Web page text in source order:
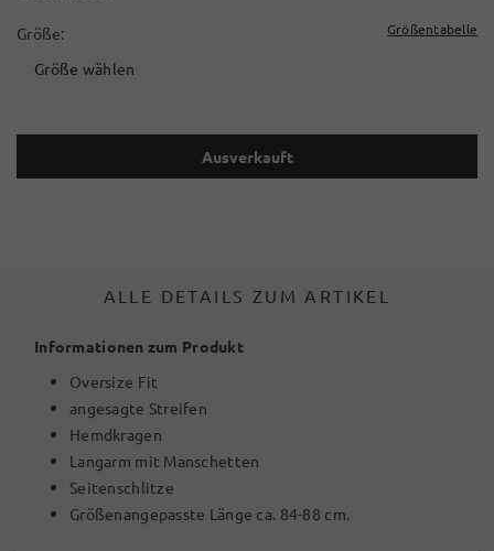
Größe: Größentabelle
Größe wählen
Ausverkauft
ALLE DETAILS ZUM ARTIKEL
Informationen zum Produkt
Oversize Fit
angesagte Streifen
Hemdkragen
Langarm mit Manschetten
Seitenschlitze
Größenangepasste Länge ca. 84-88 cm.